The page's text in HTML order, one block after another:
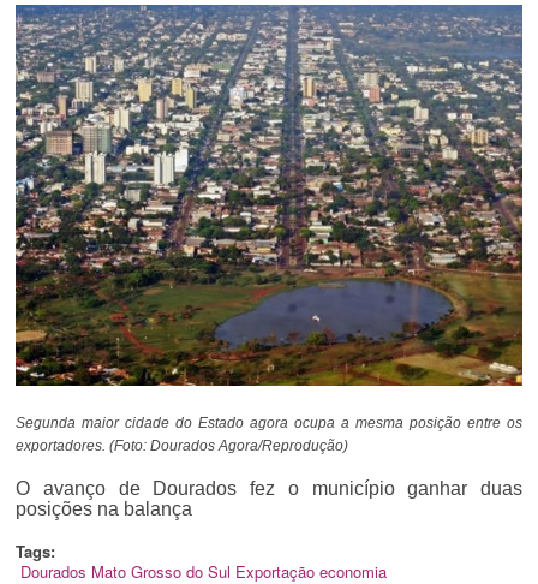
Segunda maior cidade do Estado agora ocupa a mesma posição entre os
exportadores. (Foto: Dourados Agora/Reprodução)
O avanço de Dourados fez o município ganhar duas
posições na balança
Tags:
Dourados Mato Grosso do Sul Exportação economia